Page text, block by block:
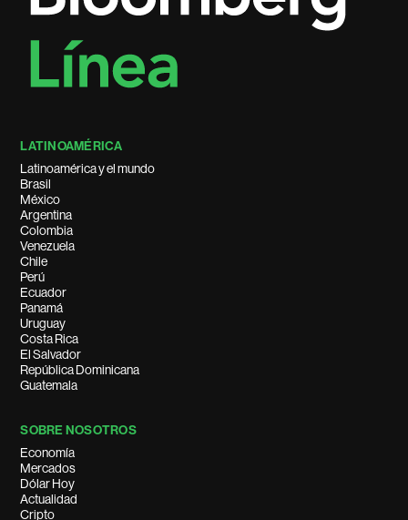
LATINOAMÉRICA
Latinoamérica y el mundo
Brasil
México
Argentina
Colombia
Venezuela
Chile
Perú
Ecuador
Panamá
Uruguay
Costa Rica
El Salvador
República Dominicana
Guatemala
SOBRE NOSOTROS
Economía
Mercados
Dólar Hoy
Actualidad
Cripto